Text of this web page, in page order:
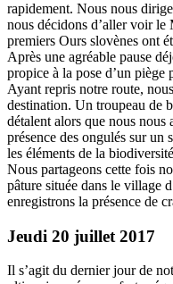
rapidement. Nous nous
nous décidons d’aller voir
premiers Ours slovènes ont
Après une agréable pause
propice à la pose d’un piège
Ayant repris notre route,
destination. Un troupeau de
détalent alors que nous nous
présence des ongulés sur
les éléments de la
Nous partageons cette fois
pâture située dans le village
enregistrons la présence de
Jeudi 20 juillet 2017
Il s’agit du dernier jour de